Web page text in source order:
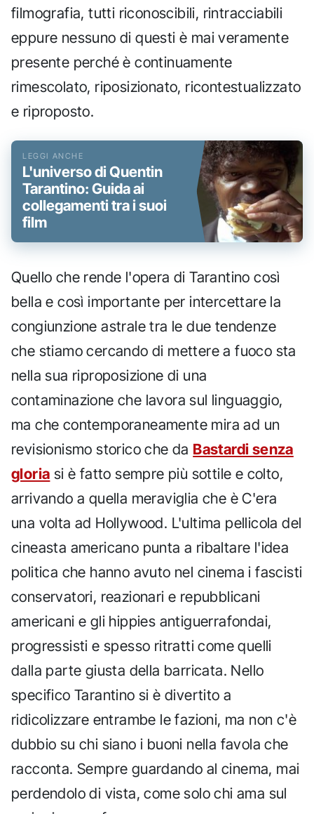
filmografia, tutti riconoscibili, rintracciabili
eppure nessuno di questi è mai veramente
presente perché è continuamente
rimescolato, riposizionato, ricontestualizzato
e riproposto.
L'universo di Quentin
Tarantino: Guida ai
collegamenti tra i suoi
film
Quello che rende l'opera di Tarantino così
bella e così importante per intercettare la
congiunzione astrale tra le due tendenze
che stiamo cercando di mettere a fuoco sta
nella sua riproposizione di una
contaminazione che lavora sul linguaggio,
ma che contemporaneamente mira ad un
revisionismo storico che da Bastardi senza
gloria si è fatto sempre più sottile e colto,
arrivando a quella meraviglia che è C'era
una volta ad Hollywood. L'ultima pellicola del
cineasta americano punta a ribaltare l'idea
politica che hanno avuto nel cinema i fascisti
conservatori, reazionari e repubblicani
americani e gli hippies antiguerrafondai,
progressisti e spesso ritratti come quelli
dalla parte giusta della barricata. Nello
specifico Tarantino si è divertito a
ridicolizzare entrambe le fazioni, ma non c'è
dubbio su chi siano i buoni nella favola che
racconta. Sempre guardando al cinema, mai
perdendolo di vista, come solo chi ama sul